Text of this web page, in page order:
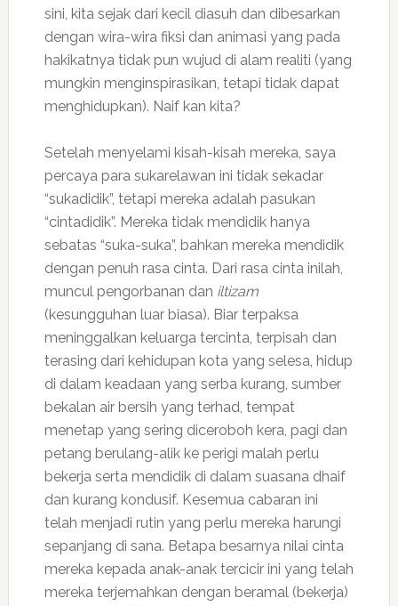
sini, kita sejak dari kecil diasuh dan dibesarkan
dengan wira-wira fiksi dan animasi yang pada
hakikatnya tidak pun wujud di alam realiti (yang
mungkin menginspirasikan, tetapi tidak dapat
menghidupkan). Naif kan kita?
Setelah menyelami kisah-kisah mereka, saya
percaya para sukarelawan ini tidak sekadar
“sukadidik”, tetapi mereka adalah pasukan
“cintadidik”. Mereka tidak mendidik hanya
sebatas “suka-suka”, bahkan mereka mendidik
dengan penuh rasa cinta. Dari rasa cinta inilah,
muncul pengorbanan dan iltizam
(kesungguhan luar biasa). Biar terpaksa
meninggalkan keluarga tercinta, terpisah dan
terasing dari kehidupan kota yang selesa, hidup
di dalam keadaan yang serba kurang, sumber
bekalan air bersih yang terhad, tempat
menetap yang sering diceroboh kera, pagi dan
petang berulang-alik ke perigi malah perlu
bekerja serta mendidik di dalam suasana dhaif
dan kurang kondusif. Kesemua cabaran ini
telah menjadi rutin yang perlu mereka harungi
sepanjang di sana. Betapa besarnya nilai cinta
mereka kepada anak-anak tercicir ini yang telah
mereka terjemahkan dengan beramal (bekerja)